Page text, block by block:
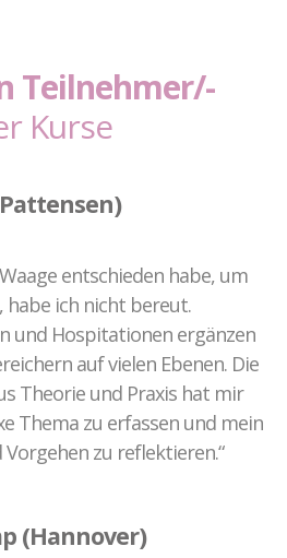
TOA
Ergebnisse
HAIP
/ Vermittlung
Fallbeispiele
Teilnehmer/-
Kurse
entschieden habe, um
habe ich nicht bereut.
und Hospitationen ergänzen
auf vielen Ebenen. Die
Theorie und Praxis hat mir
Thema zu erfassen und mein
zu reflektieren.“
(Hannover)